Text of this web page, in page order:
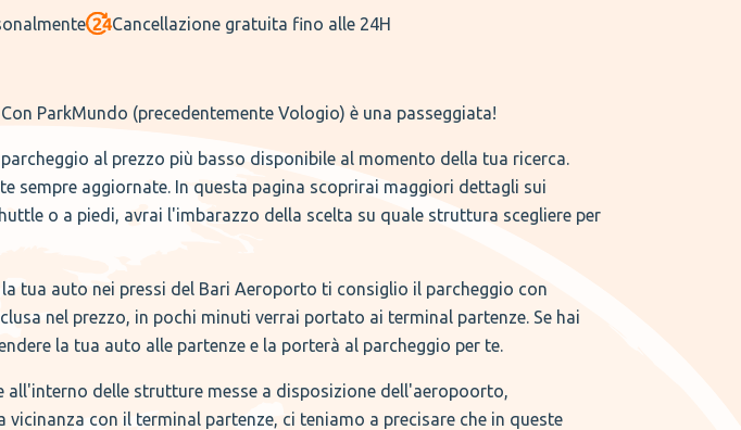
Cancellazione gratuita fino alle 24H
Con ParkMundo (precedentemente Vologio) è una passeggiata!
al prezzo più basso disponibile al momento della tua ricerca.
sempre aggiornate. In questa pagina scoprirai maggiori dettagli sui
o a piedi, avrai l'imbarazzo della scelta su quale struttura scegliere per
tua auto nei pressi del Bari Aeroporto ti consiglio il parcheggio con
nel prezzo, in pochi minuti verrai portato ai terminal partenze. Se hai
la tua auto alle partenze e la porterà al parcheggio per te.
delle strutture messe a disposizione dell'aeropoorto,
con il terminal partenze, ci teniamo a precisare che in queste